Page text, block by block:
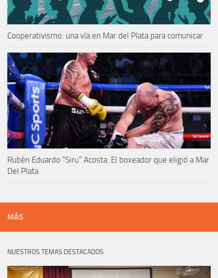
Cooperativismo: una vía en Mar del Plata para comunicar
Rubén Eduardo “Siru” Acosta: El boxeador que eligió a Mar
Del Plata
MÁS
NUESTROS TEMAS DESTACADOS